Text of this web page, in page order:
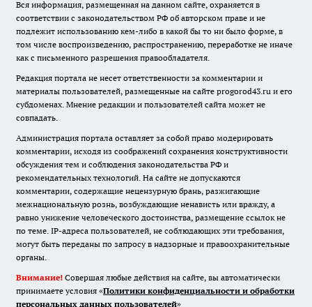
Вся информация, размещенная на данном сайте, охраняется в
соответствии с законодательством РФ об авторском праве и не
подлежит использованию кем-либо в какой бы то ни было форме, в
том числе воспроизведению, распространению, переработке не иначе
как с письменного разрешения правообладателя.
Редакция портала не несет ответственности за комментарии и
материалы пользователей, размещенные на сайте progorod43.ru и его
субдоменах. Мнение редакции и пользователей сайта может не
совпадать.
Администрация портала оставляет за собой право модерировать
комментарии, исходя из соображений сохранения конструктивности
обсуждения тем и соблюдения законодательства РФ и
рекомендательных технологий. На сайте не допускаются
комментарии, содержащие нецензурную брань, разжигающие
межнациональную рознь, возбуждающие ненависть или вражду, а
равно унижение человеческого достоинства, размещение ссылок не
по теме. IP-адреса пользователей, не соблюдающих эти требования,
могут быть переданы по запросу в надзорные и правоохранительные
органы.
Внимание! Совершая любые действия на сайте, вы автоматически
принимаете условия «Политики конфиденциальности и обработки
персональных данных пользователей»